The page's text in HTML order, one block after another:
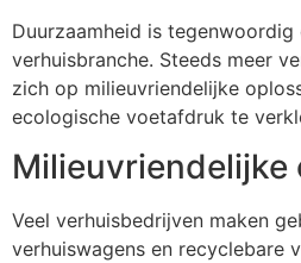
Duurzaamheid is
verhuisbranche. Steeds meer
zich op milieuvriendelijke
ecologische voetafdruk te
Milieuvriendelijke
Veel verhuisbedrijven maken
verhuiswagens en recyclebare